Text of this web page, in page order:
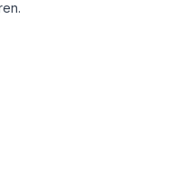
een eenvoudig plan
meld